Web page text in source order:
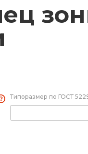
Переносные
Дорожные
Типоразмер по ГОСТ